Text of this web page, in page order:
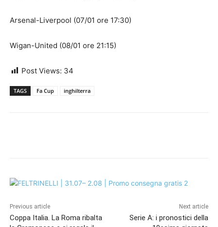
Arsenal-Liverpool (07/01 ore 17:30)
Wigan-United (08/01 ore 21:15)
Post Views: 34
TAGS Fa Cup inghilterra
Previous article
Coppa Italia. La Roma ribalta
Next article
Serie A: i pronostici della